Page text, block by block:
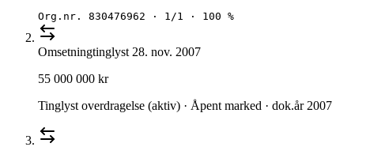
Org.nr. 830476962 · 1/1 · 100 %
Omsetningtinglyst 28. nov. 2007
55 000 000 kr
Tinglyst overdragelse (aktiv) · Åpent marked · dok.år 2007